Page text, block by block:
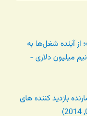
باشه؛ از آینده شغل‌ها به
میلیون دلاری -
شمارنده بازدید کننده های